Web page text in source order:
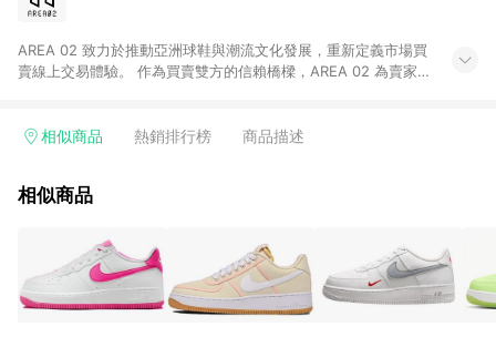
AREA 02 致力於推動亞洲球鞋與潮流文化發展，重新定義市場買
賣線上交易體驗。 作為買賣雙方的信賴橋樑，AREA 02 為賣家提
鞋、街頭服飾與收藏品交易平台。 客服專線：+886-2-2706-
相似商品 熱銷排行榜 商品描述
相似商品